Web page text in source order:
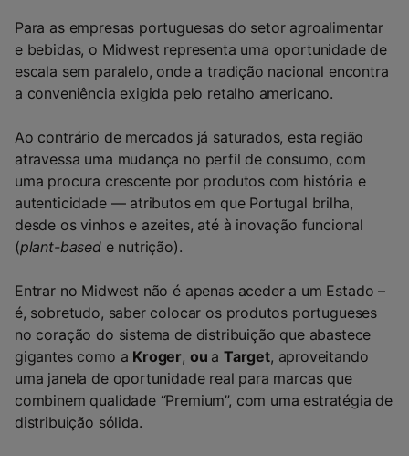
Para as empresas portuguesas do setor agroalimentar
e bebidas, o Midwest representa uma oportunidade de
escala sem paralelo, onde a tradição nacional encontra
a conveniência exigida pelo retalho americano.
Ao contrário de mercados já saturados, esta região
atravessa uma mudança no perfil de consumo, com
uma procura crescente por produtos com história e
autenticidade — atributos em que Portugal brilha,
desde os vinhos e azeites, até à inovação funcional
(plant-basede nutrição).
Entrar no Midwest não é apenas aceder a um Estado –
é, sobretudo, saber colocar os produtos portugueses
no coração do sistema de distribuição que abastece
gigantes como a Kroger, ou a Target, aproveitando
uma janela de oportunidade real para marcas que
combinem qualidade “Premium”, com uma estratégia de
distribuição sólida.